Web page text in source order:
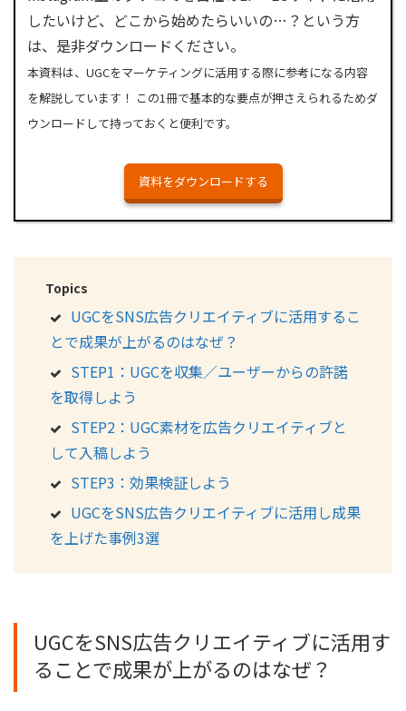
したいけど、どこから始めたらいいの…？という方
は、是非ダウンロードください。
本資料は、UGCをマーケティングに活用する際に参考になる内容
を解説しています！ この1冊で基本的な要点が押さえられるためダ
ウンロードして持っておくと便利です。
資料をダウンロードする
Topics
UGCをSNS広告クリエイティブに活用するこ
とで成果が上がるのはなぜ？
STEP1：UGCを収集／ユーザーからの許諾
を取得しよう
STEP2：UGC素材を広告クリエイティブと
して入稿しよう
STEP3：効果検証しよう
UGCをSNS広告クリエイティブに活用し成果
を上げた事例3選
UGCをSNS広告クリエイティブに活用す
ることで成果が上がるのはなぜ？